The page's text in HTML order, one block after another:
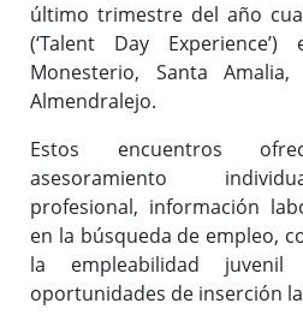
último trimestre del año
(‘Talent Day
Monesterio, Santa
Almendralejo.
Estos encuentros
asesoramiento
profesional, información
en la búsqueda de empleo,
la empleabilidad
oportunidades de inserción